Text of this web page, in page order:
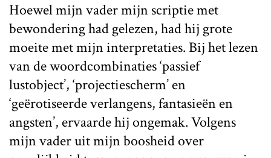
Hoewel mijn vader mijn scriptie met
bewondering had gelezen, had hij grote
moeite met mijn interpretaties. Bij het lezen
van de woordcombinaties ‘passief
lustobject’, ‘projectiescherm’ en
‘geërotiseerde verlangens, fantasieën en
angsten’, ervaarde hij ongemak. Volgens
mijn vader uit mijn boosheid over